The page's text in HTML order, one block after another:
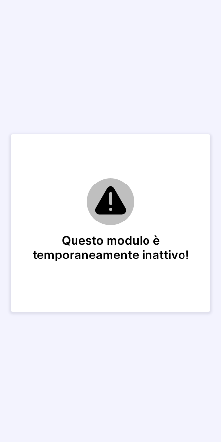
Questo modulo è
temporaneamente inattivo!